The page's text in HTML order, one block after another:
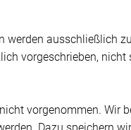
werden ausschließlich
vorgeschrieben,
vorgenommen. Wir